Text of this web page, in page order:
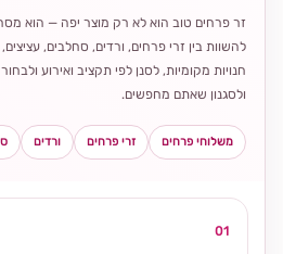
זר פרחים טוב הוא לא רק מוצר יפה — הוא
להשוות בין זרי פרחים, ורדים, סחלבים,
חנויות מקומיות, לסנן לפי תקציב ואירוע
ולסגנון שאתם מחפשים.
משלוחי פרחים זרי פרחים ורדים
01